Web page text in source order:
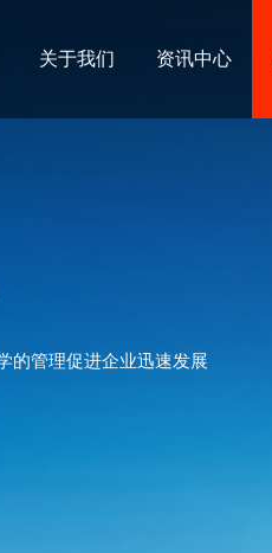
关于我们 资讯中心
的管理促进企业迅速发展